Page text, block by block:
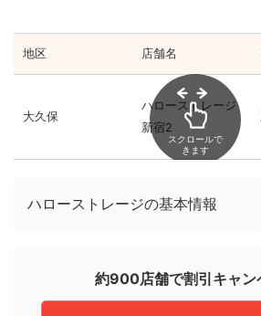
地区 店舗名
大久保
ハローストレージ
新宿2
スクロールで
きます
ハローストレージの基本情報
約900店舗で割引キャン